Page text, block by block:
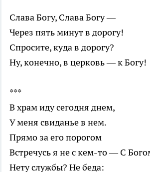
Слава Богу, Слава Богу —
Через пять минут в дорогу!
Спросите, куда в дорогу?
Ну, конечно, в церковь — к Богу!
***
В храм иду сегодня днем,
У меня свиданье в нем.
Прямо за его порогом
Встречусь я не с кем-то — С
Нету службы? Не беда: